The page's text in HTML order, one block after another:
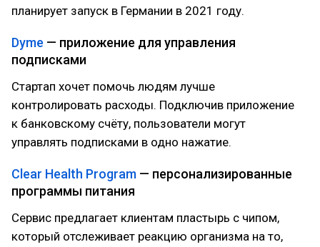
планирует запуск в Германии в 2021 году.
Dyme — приложение для управления
подписками
Стартап хочет помочь людям лучше
контролировать расходы. Подключив приложение
к банковскому счёту, пользователи могут
управлять подписками в одно нажатие.
Clear Health Program — персонализированные
программы питания
Сервис предлагает клиентам пластырь с чипом,
который отслеживает реакцию организма на то,